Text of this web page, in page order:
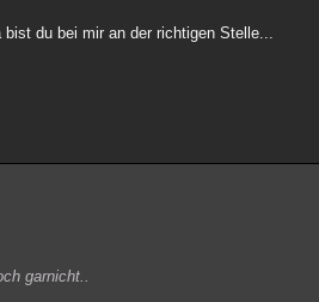
du bei mir an der richtigen Stelle...
garnicht..